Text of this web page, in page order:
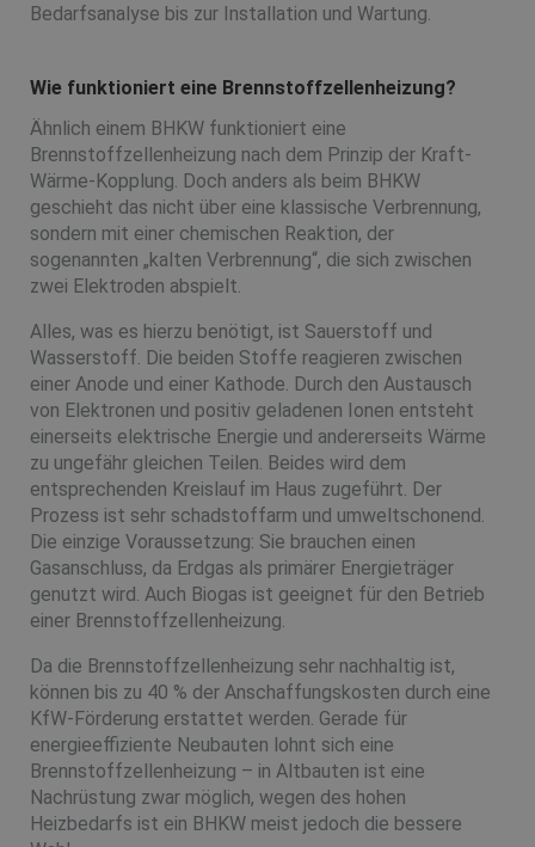
Bedarfsanalyse bis zur Installation und Wartung.
Wie funktioniert eine Brennstoffzellenheizung?
Ähnlich einem BHKW funktioniert eine
Brennstoffzellenheizung nach dem Prinzip der Kraft-
Wärme-Kopplung. Doch anders als beim BHKW
geschieht das nicht über eine klassische Verbrennung,
sondern mit einer chemischen Reaktion, der
sogenannten „kalten Verbrennung“, die sich zwischen
zwei Elektroden abspielt.
Alles, was es hierzu benötigt, ist Sauerstoff und
Wasserstoff. Die beiden Stoffe reagieren zwischen
einer Anode und einer Kathode. Durch den Austausch
von Elektronen und positiv geladenen Ionen entsteht
einerseits elektrische Energie und andererseits Wärme
zu ungefähr gleichen Teilen. Beides wird dem
entsprechenden Kreislauf im Haus zugeführt. Der
Prozess ist sehr schadstoffarm und umweltschonend.
Die einzige Voraussetzung: Sie brauchen einen
Gasanschluss, da Erdgas als primärer Energieträger
genutzt wird. Auch Biogas ist geeignet für den Betrieb
einer Brennstoffzellenheizung.
Da die Brennstoffzellenheizung sehr nachhaltig ist,
können bis zu 40 % der Anschaffungskosten durch eine
KfW-Förderung erstattet werden. Gerade für
energieeffiziente Neubauten lohnt sich eine
Brennstoffzellenheizung – in Altbauten ist eine
Nachrüstung zwar möglich, wegen des hohen
Heizbedarfs ist ein BHKW meist jedoch die bessere